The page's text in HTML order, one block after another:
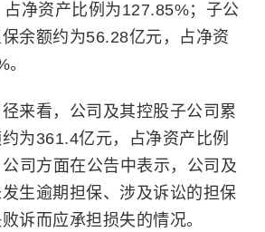
净资产比例为127.85%；子公
余额约为56.28亿元，占净资
来看，公司及其控股子公司累
为361.4亿元，占净资产比例
司方面在公告中表示，公司及
生逾期担保、涉及诉讼的担保
诉而应承担损失的情况。